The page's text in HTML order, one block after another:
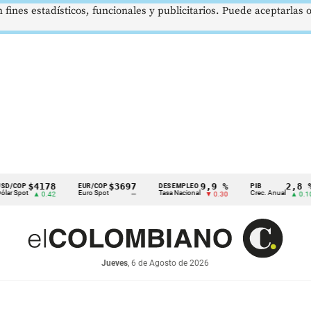
$4178
▲ 0.42
EUR/COP
Euro Spot
$3697
—
DESEMPLEO
Tasa Nacional
9,9 %
▼ 0.30
PIB
Crec. Anual
2,8 %
▲ 0.10
Jueves, 6 de Agosto de 2026
estadísticos, funcionales y publicitarios. Puede aceptarlas